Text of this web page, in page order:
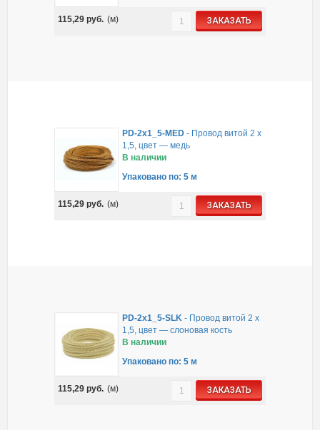
115,29 руб. (м) ЗАКАЗАТЬ
PD-2x1_5-MED- Провод витой 2 х
1,5, цвет — медь
В наличии
Упаковано по: 5 м
115,29 руб. (м) ЗАКАЗАТЬ
PD-2x1_5-SLK- Провод витой 2 х
1,5, цвет — слоновая кость
В наличии
Упаковано по: 5 м
115,29 руб. (м) ЗАКАЗАТЬ